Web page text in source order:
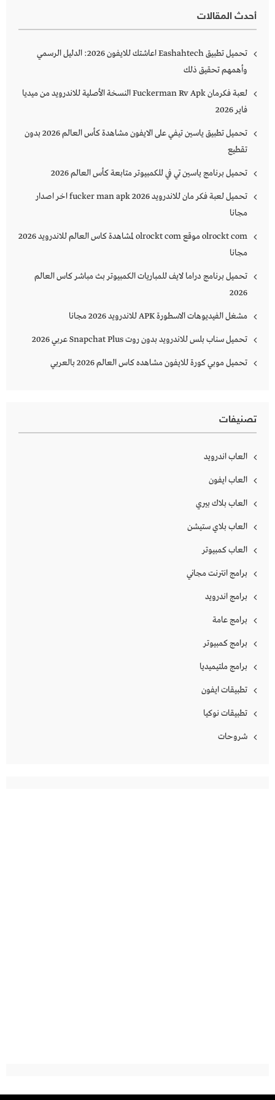
أحدث المقالات
تحميل تطبيق Eashahtech اعاشتك للايفون 2026: الدليل الرسمي
وأهمهم تحقيق ذلك
لعبة فكرمان Fuckerman Rv Apk النسخة الأصلية للاندرويد من ميديا
فاير 2026
تحميل تطبيق ياسين تيفي على الايفون مشاهدة كأس العالم 2026 بدون
تقطيع
تحميل برنامج ياسين تي في للكمبيوتر متابعة كأس العالم 2026
تحميل لعبة فكر مان للاندرويد 2026 fucker man apk اخر اصدار
مجانا
olrockt com موقع olrockt com لمشاهدة كاس العالم للاندرويد 2026
مجانا
تحميل برنامج دراما لايف للمباريات الكمبيوتر بث مباشر كاس العالم
2026
مشغل الفيديوهات الاسطورة APK للاندرويد 2026 مجانا
تحميل سناب بلس للاندرويد بدون روت Snapchat Plus‏ عربي 2026
تحميل موبي كورة للايفون مشاهده كاس العالم 2026 بالعربي
تصنيفات
العاب اندرويد
العاب ايفون
العاب بلاك بيري
العاب بلاي ستيشن
العاب كمبيوتر
برامج انترنت مجاني
برامج اندرويد
برامج عامة
برامج كمبيوتر
برامج ملتيميديا
تطبيقات ايفون
تطبيقات نوكيا
شروحات